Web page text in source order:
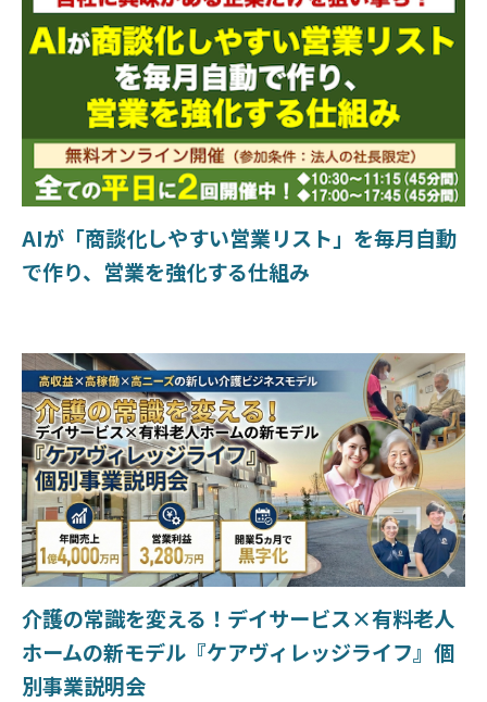
AIが「商談化しやすい営業リスト」を毎月自動
で作り、営業を強化する仕組み
介護の常識を変える！デイサービス×有料老人
ホームの新モデル『ケアヴィレッジライフ』個
別事業説明会